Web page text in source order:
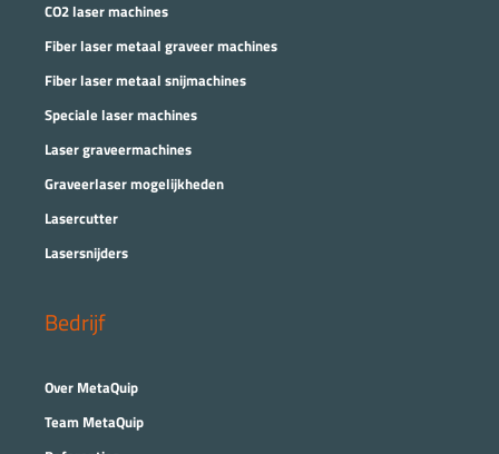
CO2 laser machines
Fiber laser metaal graveer machines
Fiber laser metaal snijmachines
Speciale laser machines
Laser graveermachines
Graveerlaser mogelijkheden
Lasercutter
Lasersnijders
Bedrijf
Over MetaQuip
Team MetaQuip